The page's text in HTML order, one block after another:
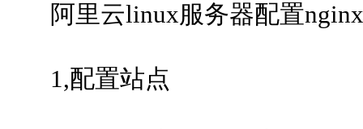
阿里云linux服务器配置nginx
1,配置站点